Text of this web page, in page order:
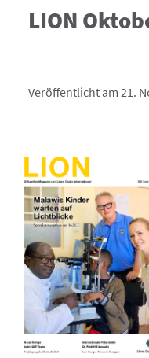
LION
Veröffentlicht am 21.